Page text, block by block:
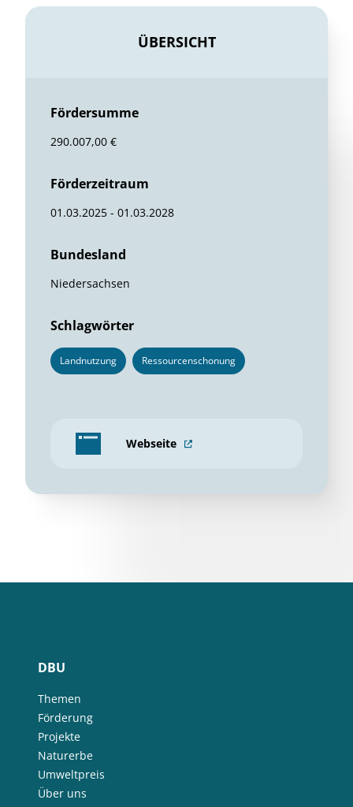
ÜBERSICHT
Fördersumme
290.007,00 €
Förderzeitraum
01.03.2025 - 01.03.2028
Bundesland
Niedersachsen
Schlagwörter
Landnutzung Ressourcenschonung
Webseite
DBU
Themen
Förderung
Projekte
Naturerbe
Umweltpreis
Über uns